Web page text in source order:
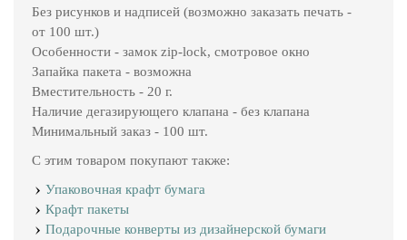
Без рисунков и надписей (возможно заказать печать -
от 100 шт.)
Особенности - замок zip-lock, смотровое окно
Запайка пакета - возможна
Вместительность - 20 г.
Наличие дегазирующего клапана - без клапана
Минимальный заказ - 100 шт.
С этим товаром покупают также:
Упаковочная крафт бумага
Крафт пакеты
Подарочные конверты из дизайнерской бумаги